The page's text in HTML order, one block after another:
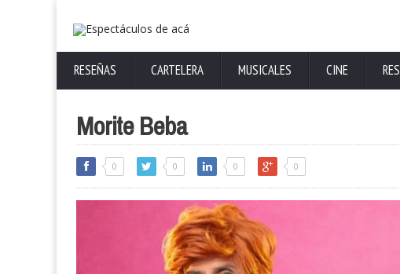
RESEÑAS CARTELERA MUSICALES CINE
Morite Beba
0 0 0 0